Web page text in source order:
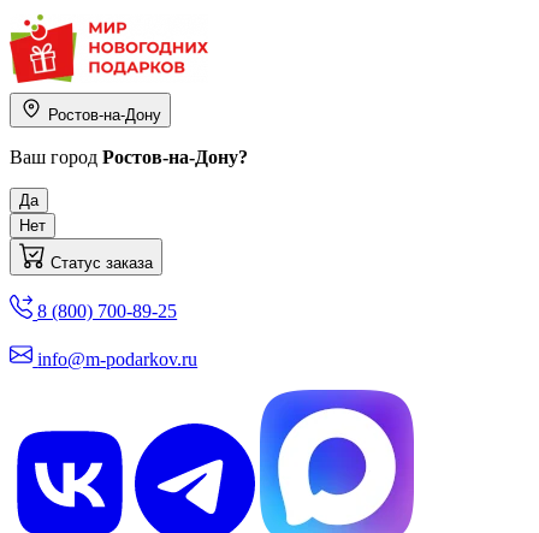
Ростов-на-Дону
Ваш город Ростов-на-Дону?
Да
Нет
Статус заказа
8 (800) 700-89-25
info@m-podarkov.ru